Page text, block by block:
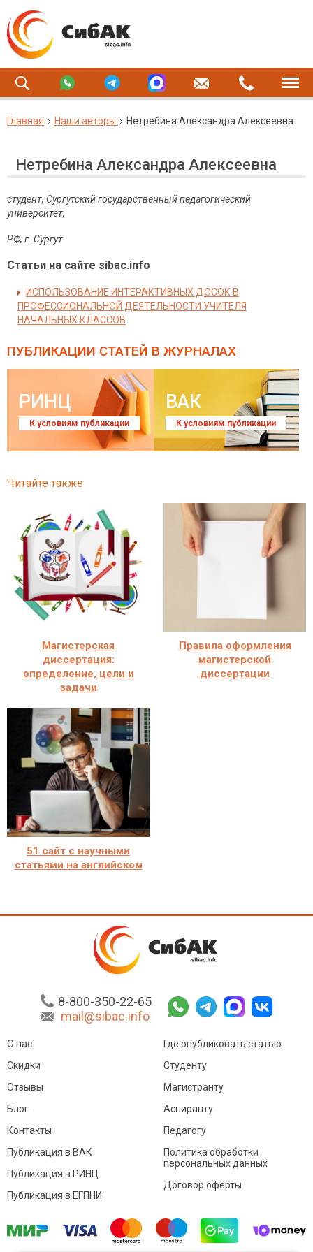
Главная Наши авторы Нетребина Александра Алексеевна
Нетребина Александра Алексеевна
студент, Сургутский государственный педагогический
университет,
РФ, г. Сургут
Статьи на сайте sibac.info
ИСПОЛЬЗОВАНИЕ ИНТЕРАКТИВНЫХ ДОСОК В
ПРОФЕССИОНАЛЬНОЙ ДЕЯТЕЛЬНОСТИ УЧИТЕЛЯ
НАЧАЛЬНЫХ КЛАССОВ
ПУБЛИКАЦИИ СТАТЕЙ В ЖУРНАЛАХ
РИНЦ
К условиям публикации
ВАК
К условиям публикации
Читайте также
Магистерская
диссертация:
определение, цели и
задачи
Правила оформления
магистерской
диссертации
51 сайт с научными
статьями на английском
8-800-350-22-65
mail@sibac.info
О нас
Скидки
Отзывы
Блог
Контакты
Где опубликовать статью
Студенту
Магистранту
Аспиранту
Педагогу
Публикация в ВАК
Публикация в РИНЦ
Публикация в ЕГПНИ
Политика обработки
персональных данных
Договор оферты